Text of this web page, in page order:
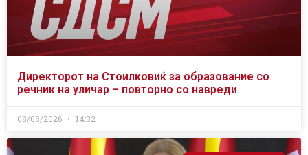
Директорот на Стоилковиќ за образование со
речник на уличар – повторно со навреди
08/08/2026 14:32